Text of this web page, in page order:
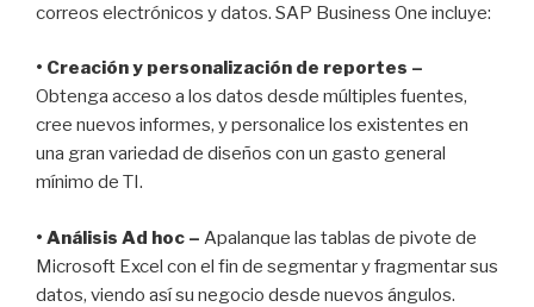
correos electrónicos y datos. SAP Business One incluye:
• Creación y personalización de reportes –
Obtenga acceso a los datos desde múltiples fuentes,
cree nuevos informes, y personalice los existentes en
una gran variedad de diseños con un gasto general
mínimo de TI.
• Análisis Ad hoc – Apalanque las tablas de pivote de
Microsoft Excel con el fin de segmentar y fragmentar sus
datos, viendo así su negocio desde nuevos ángulos.